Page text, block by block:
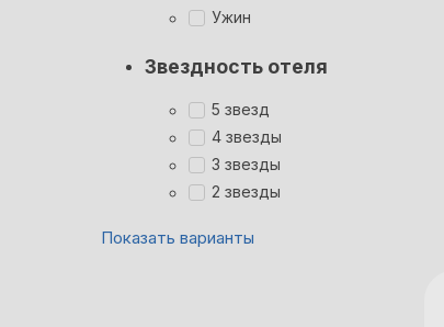
Ужин
Звездность отеля
5 звезд
4 звезды
3 звезды
2 звезды
Показать варианты